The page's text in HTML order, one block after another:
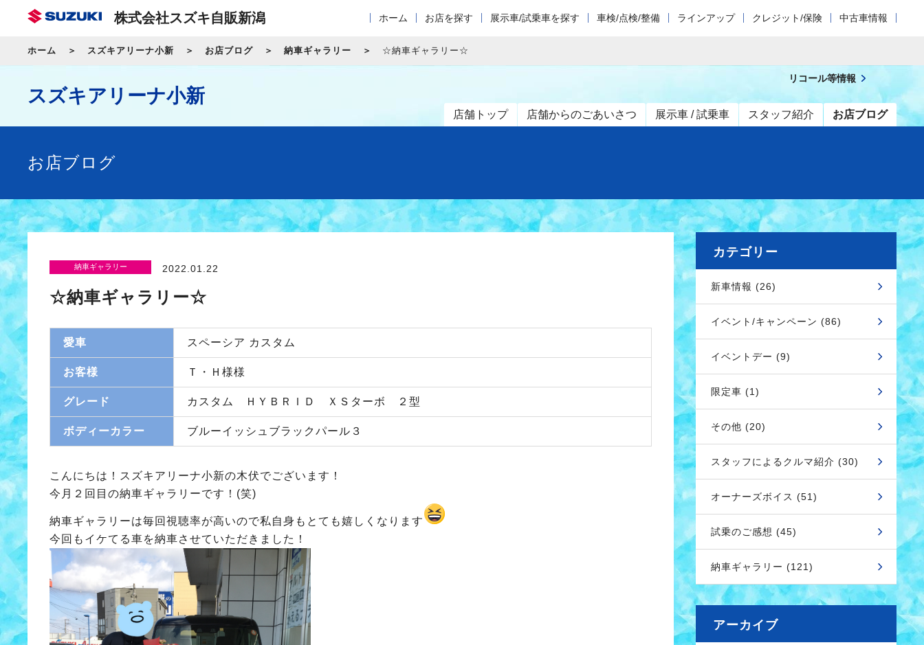
株式会社スズキ自販新潟 ホーム お店を探す 展示車/試乗車を探す 車検/点検/整備 ラインアップ クレジット/保険 中古車情報
ホーム スズキアリーナ小新 お店ブログ 納車ギャラリー ☆納車ギャラリー☆
スズキアリーナ小新
店舗トップ 店舗からのごあいさつ 展示車 / 試乗車 スタッフ紹介 お店ブログ
リコール等情報
お店ブログ
納車ギャラリー 2022.01.22
☆納車ギャラリー☆
愛車 スペーシア カスタム
お客様 Ｔ・Ｈ様様
グレード カスタム ＨＹＢＲＩＤ ＸＳターボ ２型
ボディーカラー ブルーイッシュブラックパール３
こんにちは！スズキアリーナ小新の木伏でございます！
今月２回目の納車ギャラリーです！(笑)
納車ギャラリーは毎回視聴率が高いので私自身もとても嬉しくなります
今回もイケてる車を納車させていただきました！
カテゴリー
新車情報 (26)
イベント/キャンペーン (86)
イベントデー (9)
限定車 (1)
その他 (20)
スタッフによるクルマ紹介 (30)
オーナーズボイス (51)
試乗のご感想 (45)
納車ギャラリー (121)
アーカイブ